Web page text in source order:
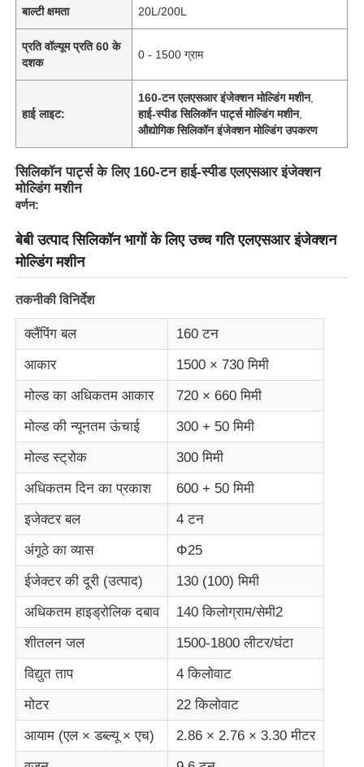
होम
उत्पाद
हमारे बारे में
बाल्टी क्षमता 20L/200L
प्रति वॉल्यूम प्रति 60 के
दशक
0 - 1500 ग्राम
हाई लाइट:
160-टन एलएसआर इंजेक्शन मोल्डिंग मशीन,
हाई-स्पीड सिलिकॉन पार्ट्स मोल्डिंग मशीन,
औद्योगिक सिलिकॉन इंजेक्शन मोल्डिंग उपकरण
सिलिकॉन पार्ट्स के लिए 160-टन हाई-स्पीड एलएसआर इंजेक्शन
मोल्डिंग मशीन
वर्णन:
बेबी उत्पाद सिलिकॉन भागों के लिए उच्च गति एलएसआर इंजेक्शन
मोल्डिंग मशीन
तकनीकी विनिर्देश
क्लैंपिंग बल
160 टन
आकार
1500 × 730 मिमी
मोल्ड का अधिकतम आकार
720 × 660 मिमी
मोल्ड की न्यूनतम ऊंचाई
300 + 50 मिमी
मोल्ड स्ट्रोक
300 मिमी
अधिकतम दिन का प्रकाश
600 + 50 मिमी
इजेक्टर बल
4 टन
अंगूठे का व्यास
Φ25
ईजेक्टर की दूरी (उत्पाद)
130 (100) मिमी
अधिकतम हाइड्रोलिक दबाव
140 किलोग्राम/सेमी2
शीतलन जल
1500-1800 लीटर/घंटा
विद्युत ताप
4 किलोवाट
मोटर
22 किलोवाट
आयाम (एल × डब्ल्यू × एच)
2.86 × 2.76 × 3.30 मीटर